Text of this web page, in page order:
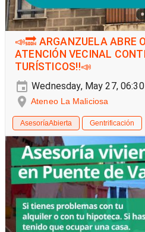
📣🔜 ARGANZUELA ABRE
ATENCIÓN VECINAL
TURÍSTICOS‼️📣
Wednesday, May 27,
Ateneo La Maliciosa
AsesoríaAbierta Gentrificación